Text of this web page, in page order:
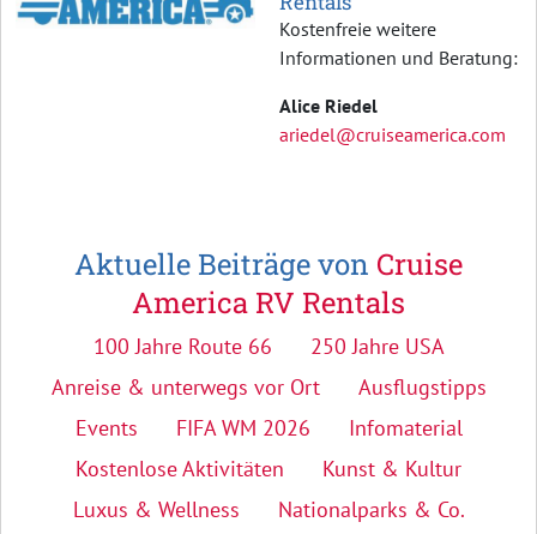
Kostenfreie weitere
Informationen und Beratung:
Alice Riedel
ariedel@cruiseamerica.com
Aktuelle Beiträge von Cruise
America RV Rentals
100 Jahre Route 66
250 Jahre USA
Anreise & unterwegs vor Ort
Ausflugstipps
Events
FIFA WM 2026
Infomaterial
Kostenlose Aktivitäten
Kunst & Kultur
Luxus & Wellness
Nationalparks & Co.